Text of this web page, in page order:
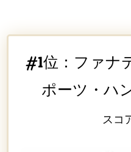
#1位：ファナ
ポーツ・ハ
スコ